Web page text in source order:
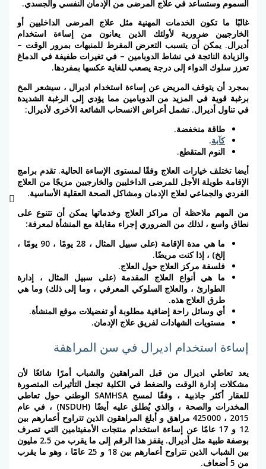
السموم وستساعد في علاج المرضى من الإدمان النفسي والجسدي.
غالبًا ما تكون الخدمات المهنية مثل علاج المرضى الداخليين أو
الخارجيين ضرورية لأولئك الذين يعانون من إساءة استخدام
أديرال. يمكن أن يتسبب التعرض المفرط للمنبهات بمرور الوقت –
والزيادة الناتجة في نشاط الدوبامين – في تغيرات طفيفة في الدماغ
تعزز سلوك الدواء إلى درجة يصعب للغاية عكسها بمفردها.
بمجرد أن يتوقف المريض عن إساءة استخدام اديرال ، سيشعر المخ
برغبة قوية في المزيد من الدوبامين مما يؤدي إلى الرغبة الشديدة
في تناول أديرال. تشملأعراض الانسحاب الشائعة الأخرى لأديرال:
طاقة منخفضة.
كآبة.
النوم المتقطع.
أيضا تختلف خيارات العلاج وفقًا لمستوى الإساءة الحالية. تقدم برامج
الإقامة طويلة الأجل للمرضى الداخليين والخارجيين مزيجًا من العلاج
الفردي والجماعي لعلاج الإدمان ومشاكل الصحة العقلية الأساسية.
من المهم ملاحظة أن مراكز العلاج وخدماتها يمكن أن تتنوع على
نطاق واسع ، لذلك من الضروريإجراء مقابلة مع المنشأة لمعرفة:
ما هي مدة الإقامة (على سبيل المثال ، 28 يومًا ، 90 يومًا ،
إلخ) ، إذا كنت مريضًا.
فلسفة مركز العلاج حول العلاج.
ما هي أنواع العلاج المقدمة (على سبيل المثال ، إدارة
الطوارئ ، والعلاج السلوكي المعرفي ، وما إلى ذلك) وما هي
طرق العلاج هذه.
أي وسائل راحة إضافية مطلوبة أو تفضيلات موقع المنشأة.
مستويات الشهادات لفريق علاج الإدمان.
إساءة استخدام اديرال في سن المراهقة
يعد تعاطي اديرال من قبل المراهقين والشباب أمرًا شائعًا لأن
مشكلات إدارة الوقت والضغط في الكلية تجعل التأثيرات المتصورة
للعقار أكثر جاذبية ، وفقًا لمسح SAMHSA الوطني حول تعاطي
المخدرات والصحة ، والذي يُطلق عليه أيضًا (NSDUH) ، في عام
2015 ، 425000 مراهق و أبلغ المراهقون الذين تتراوح أعمارهم بين
12 و 17 عامًا عن إساءة استخدام منتجات الأمفيتامين التي تصرف
بوصفة طبية مثل أديرال. يقفز هذا الرقم إلى ما يقرب من 2.5 مليون
بين الشباب الذين تتراوح أعمارهم بين 18 و 25 عامًا ، وهو ما يقرب
من 5 أضعاف.